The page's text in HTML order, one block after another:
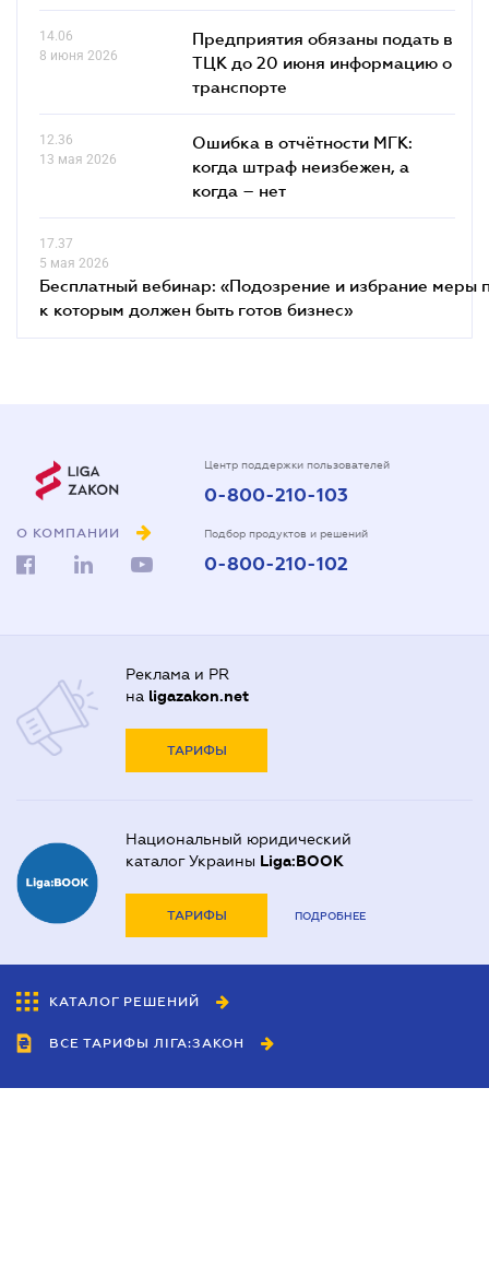
14.06
8 июня 2026
Предприятия обязаны подать в
ТЦК до 20 июня информацию о
транспорте
12.36
13 мая 2026
Ошибка в отчётности МГК:
когда штраф неизбежен, а
когда – нет
17.37
5 мая 2026
Бесплатный вебинар: «Подозрение и избрание меры
к которым должен быть готов бизнес»
О КОМПАНИИ
Центр поддержки пользователей
0-800-210-103
Подбор продуктов и решений
0-800-210-102
Реклама и PR
на ligazakon.net
ТАРИФЫ
Национальный юридический
каталог Украины Liga:BOOK
ТАРИФЫ ПОДРОБНЕЕ
КАТАЛОГ РЕШЕНИЙ
ВСЕ ТАРИФЫ ЛІГА:ЗАКОН